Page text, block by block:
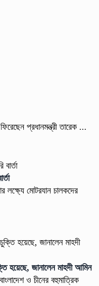
প্রধানমন্ত্রী তারেক ...
লক্ষ্যে মোটরযান চালকদের
হয়েছে, জানালেন মাহদী আমিন
ও চীনের বহুমাত্রিক